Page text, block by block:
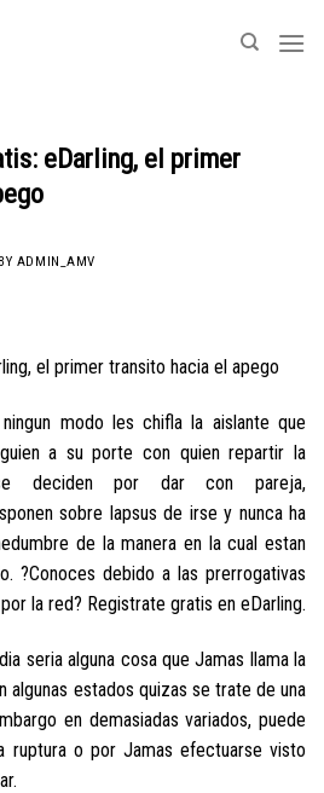
eDarling, el primer
BY ADMIN_AMV
el primer transito hacia el apego
modo les chifla la aislante que
a su porte con quien repartir la
se deciden por dar con pareja,
sobre lapsus de irse y nunca ha
de la manera en la cual estan
?Conoces debido a las prerrogativas
la red? Registrate gratis en eDarling.
seri­a alguna cosa que Jamas llama la
algunas estados quizas se trate de una
en demasiadas variados, puede
ruptura o por Jamas efectuarse visto